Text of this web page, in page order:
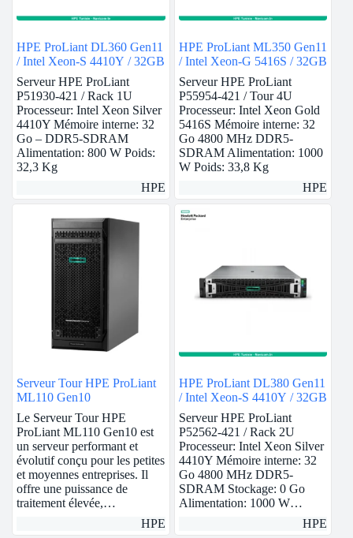
HPE ProLiant DL360 Gen11
/ Intel Xeon-S 4410Y / 32GB
Serveur HPE ProLiant
P51930-421 / Rack 1U
Processeur: Intel Xeon Silver
4410Y Mémoire interne: 32
Go – DDR5-SDRAM
Alimentation: 800 W Poids:
32,3 Kg
HPE
HPE ProLiant ML350 Gen11
/ Intel Xeon-G 5416S / 32GB
Serveur HPE ProLiant
P55954-421 / Tour 4U
Processeur: Intel Xeon Gold
5416S Mémoire interne: 32
Go 4800 MHz DDR5-
SDRAM Alimentation: 1000
W Poids: 33,8 Kg
HPE
Serveur Tour HPE ProLiant
ML110 Gen10
Le Serveur Tour HPE
ProLiant ML110 Gen10 est
un serveur performant et
évolutif conçu pour les petites
et moyennes entreprises. Il
offre une puissance de
traitement élevée,…
HPE
HPE ProLiant DL380 Gen11
/ Intel Xeon-S 4410Y / 32GB
Serveur HPE ProLiant
P52562-421 / Rack 2U
Processeur: Intel Xeon Silver
4410Y Mémoire interne: 32
Go 4800 MHz DDR5-
SDRAM Stockage: 0 Go
Alimentation: 1000 W…
HPE